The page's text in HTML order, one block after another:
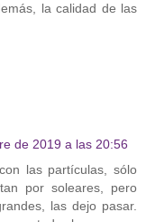
la calidad de las
de 2019 a las 20:56
las partículas, sólo
por soleares, pero
las dejo pasar.